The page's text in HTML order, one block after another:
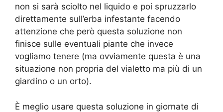
non si sarà sciolto nel liquido e poi spruzzarlo
direttamente sull’erba infestante facendo
attenzione che però questa soluzione non
finisce sulle eventuali piante che invece
vogliamo tenere (ma ovviamente questa è una
situazione non propria del vialetto ma più di un
giardino o un orto).
È meglio usare questa soluzione in giornate di